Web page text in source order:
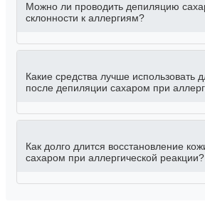
Можно ли проводить депиляцию
склонности к аллергиям?
Какие средства лучше использовать
после депиляции сахаром при
Как долго длится восстановление
сахаром при аллергической реакции?